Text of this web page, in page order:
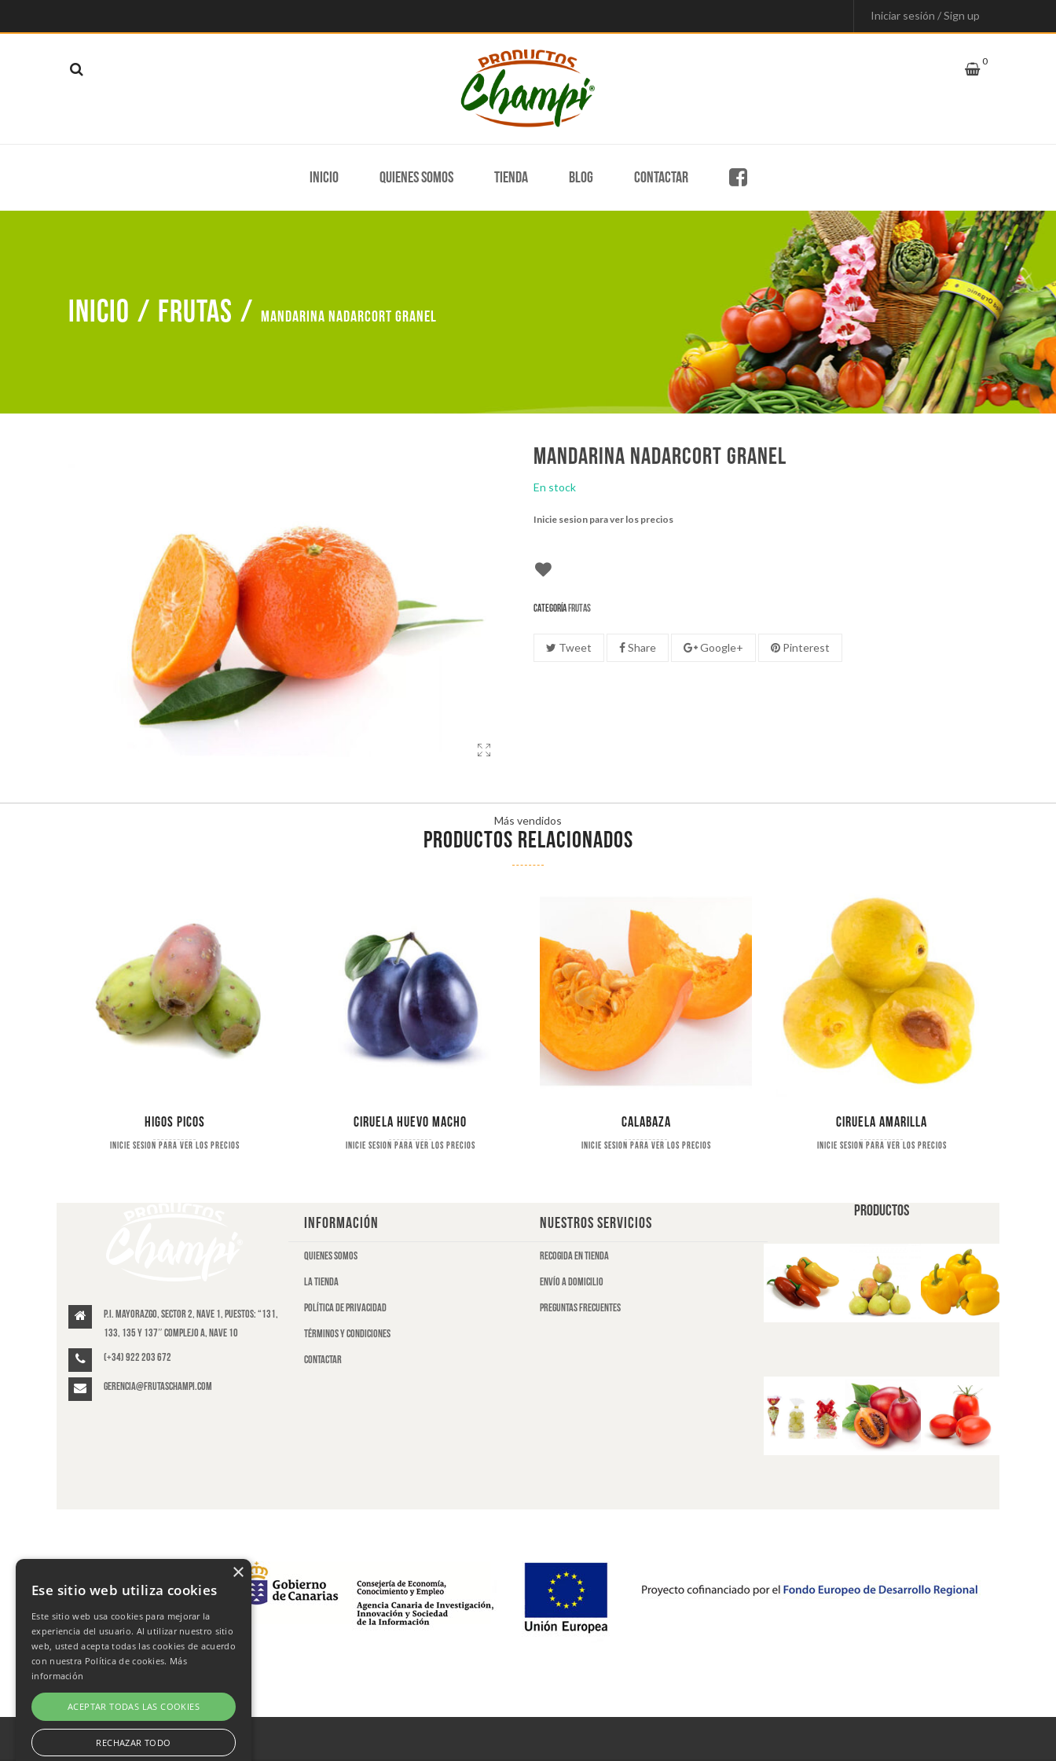
Iniciar sesión /Sign up
0
Inicio Quienes somos Tienda Blog Contactar
Inicio / Frutas / Mandarina nadarcort granel
Mandarina nadarcort granel
En stock
Inicie sesion para ver los precios
Categoría Frutas
Tweet Share Google+ Pinterest
Más vendidos
PRODUCTOS RELACIONADOS
Higos picos
Inicie sesion para ver los precios
Ciruela huevo macho
Inicie sesion para ver los precios
Calabaza
Inicie sesion para ver los precios
Ciruela amarilla
Inicie sesion para ver los precios
P.I. Mayorazgo, Sector 2, Nave 1, puestos: “131,
133, 135 y 137″ Complejo A, Nave 10
(+34) 922 203 672
gerencia@frutaschampi.com
INFORMACIÓN
Quienes somos
La tienda
Política de privacidad
Términos y condiciones
Contactar
NUESTROS SERVICIOS
Recogida en tienda
Envío a domicilio
Preguntas frecuentes
PRODUCTOS
×
Ese sitio web utiliza cookies
Este sitio web usa cookies para mejorar la
experiencia del usuario. Al utilizar nuestro sitio
web, usted acepta todas las cookies de acuerdo
con nuestra Política de cookies. Más
información
ACEPTAR TODAS LAS COOKIES
RECHAZAR TODO